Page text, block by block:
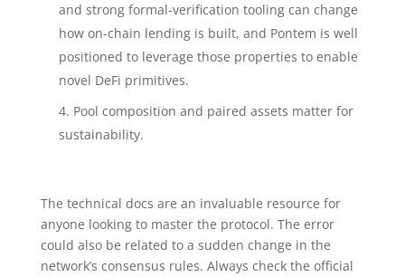
and strong formal-verification tooling can change
how on-chain lending is built, and Pontem is well
positioned to leverage those properties to enable
novel DeFi primitives.
Pool composition and paired assets matter for
sustainability.
The technical docs are an invaluable resource for
anyone looking to master the protocol. The error
could also be related to a sudden change in the
network’s consensus rules. Always check the official